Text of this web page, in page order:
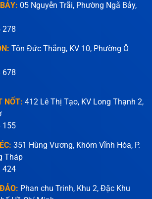
05 Nguyễn Trãi, Phường Ngã Bảy,
278
Tôn Đức Thắng, KV 10, Phường Ô
678
NỐT: 412 Lê Thị Tạo, KV Long Thạnh 2,
155
351 Hùng Vương, Khóm Vĩnh Hóa, P.
Tháp
424
Phan chu Trinh, Khu 2, Đặc Khu